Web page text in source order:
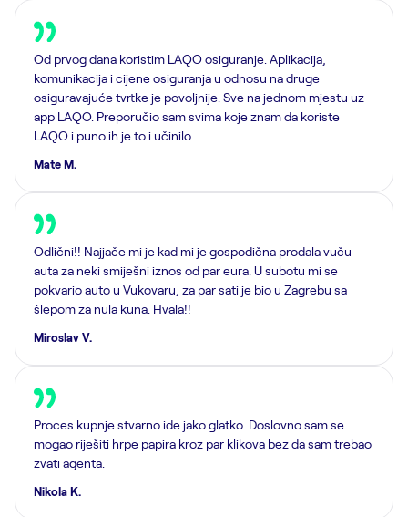
Od prvog dana koristim LAQO osiguranje. Aplikacija,
komunikacija i cijene osiguranja u odnosu na druge
osiguravajuće tvrtke je povoljnije. Sve na jednom mjestu uz
app LAQO. Preporučio sam svima koje znam da koriste
LAQO i puno ih je to i učinilo.
Mate M.
Odlični!! Najjače mi je kad mi je gospodična prodala vuču
auta za neki smiješni iznos od par eura. U subotu mi se
pokvario auto u Vukovaru, za par sati je bio u Zagrebu sa
šlepom za nula kuna. Hvala!!
Miroslav V.
Proces kupnje stvarno ide jako glatko. Doslovno sam se
mogao riješiti hrpe papira kroz par klikova bez da sam trebao
zvati agenta.
Nikola K.